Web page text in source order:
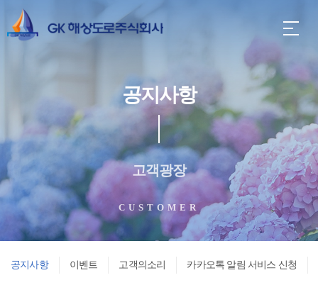
공지사항
고객광장
CUSTOMER
공지사항 이벤트 고객의소리 카카오톡 알림 서비스 신청